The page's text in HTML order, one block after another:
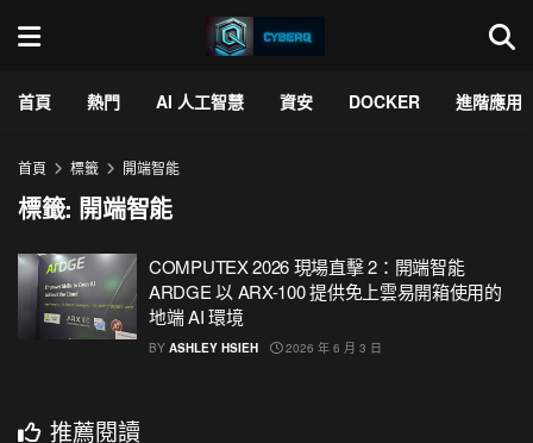
首頁 熱門 AI 人工智慧 資安 DOCKER 進階應用
首頁 標籤 開端智能
標籤: 開端智能
COMPUTEX 2026 現場直擊 2：開端智能
ARDGE 以 ARX-100 提供免上雲易開箱使用的
地端 AI 環境
BY ASHLEY HSIEH 2026 年 6 月 3 日
推薦閱讀